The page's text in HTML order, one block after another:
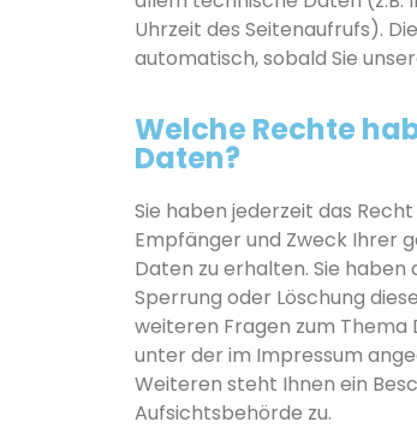
Uhrzeit des Seitenaufrufs).
automatisch, sobald Sie
Welche Rechte
Daten?
Sie haben jederzeit das
Empfänger und Zweck Ihrer
Daten zu erhalten. Sie
Sperrung oder Löschung
weiteren Fragen zum Thema
unter der im Impressum
Weiteren steht Ihnen ein
Aufsichtsbehörde zu.